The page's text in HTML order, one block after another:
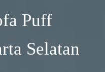
Puff
Selatan